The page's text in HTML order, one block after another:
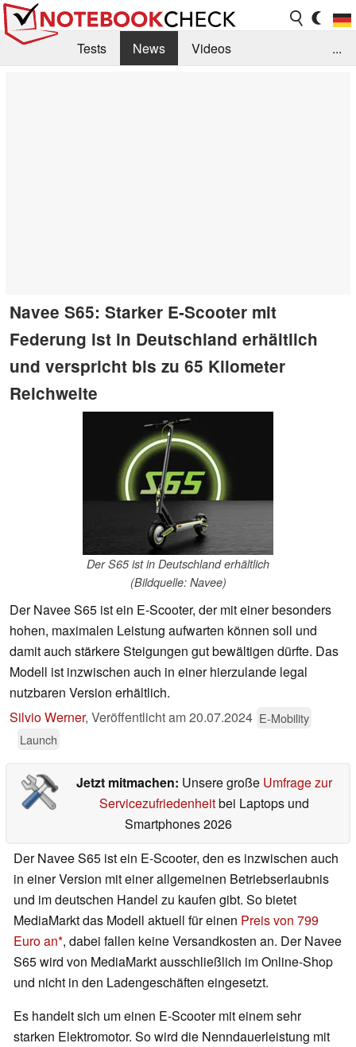
Tests News
Videos
...
Navee S65: Starker E-Scooter mit
Federung ist in Deutschland erhältlich
und verspricht bis zu 65 Kilometer
Reichweite
Der S65 ist in Deutschland erhältlich
(Bildquelle: Navee)
Der Navee S65 ist ein E-Scooter, der mit einer besonders
hohen, maximalen Leistung aufwarten können soll und
damit auch stärkere Steigungen gut bewältigen dürfte. Das
Modell ist inzwischen auch in einer hierzulande legal
nutzbaren Version erhältlich.
Silvio Werner, Veröffentlicht am20.07.2024 E-Mobility
Launch
Jetzt mitmachen: Unsere große Umfrage zur
Servicezufriedenheitbei Laptops und
Smartphones 2026
Der Navee S65 ist ein E-Scooter, den es inzwischen auch
in einer Version mit einer allgemeinen Betriebserlaubnis
und im deutschen Handel zu kaufen gibt. So bietet
MediaMarkt das Modell aktuell für einen Preis von 799
Euro an , dabei fallen keine Versandkosten an. Der Navee
S65 wird von MediaMarkt ausschließlich im Online-Shop
und nicht in den Ladengeschäften eingesetzt.
Es handelt sich um einen E-Scooter mit einem sehr
starken Elektromotor. So wird die Nenndauerleistung mit